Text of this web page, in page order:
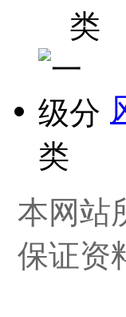
本网站
保证资